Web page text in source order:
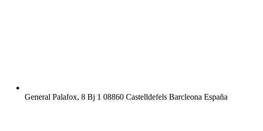
General Palafox, 8 Bj 1 08860 Castelldefels Barcleona España